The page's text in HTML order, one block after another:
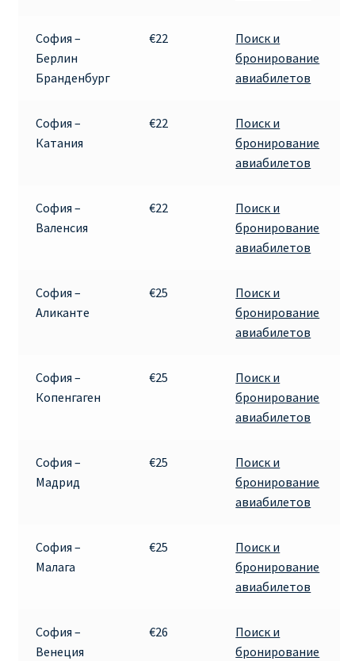
София –
Берлин
Бранденбург
€22
Поиск и
бронирование
авиабилетов
София –
Катания
€22
Поиск и
бронирование
авиабилетов
София –
Валенсия
€22
Поиск и
бронирование
авиабилетов
София –
Аликанте
€25
Поиск и
бронирование
авиабилетов
София –
Копенгаген
€25
Поиск и
бронирование
авиабилетов
София –
Мадрид
€25
Поиск и
бронирование
авиабилетов
София –
Малага
€25
Поиск и
бронирование
авиабилетов
София –
Венеция
€26
Поиск и
бронирование